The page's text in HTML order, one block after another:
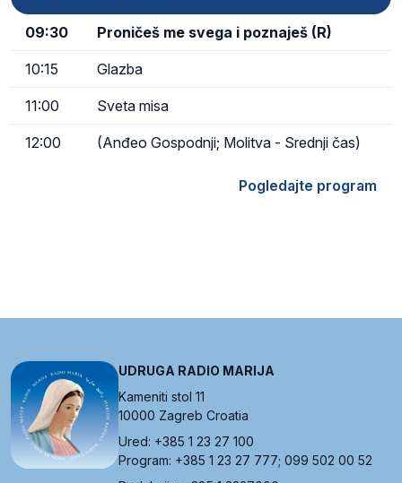
09:30 Proničeš me svega i poznaješ (R)
10:15 Glazba
11:00 Sveta misa
12:00 (Anđeo Gospodnji; Molitva - Srednji čas)
Pogledajte program
UDRUGA RADIO MARIJA
Kameniti stol 11
10000 Zagreb Croatia
Ured: +385 1 23 27 100
Program: +385 1 23 27 777; 099 502 00 52